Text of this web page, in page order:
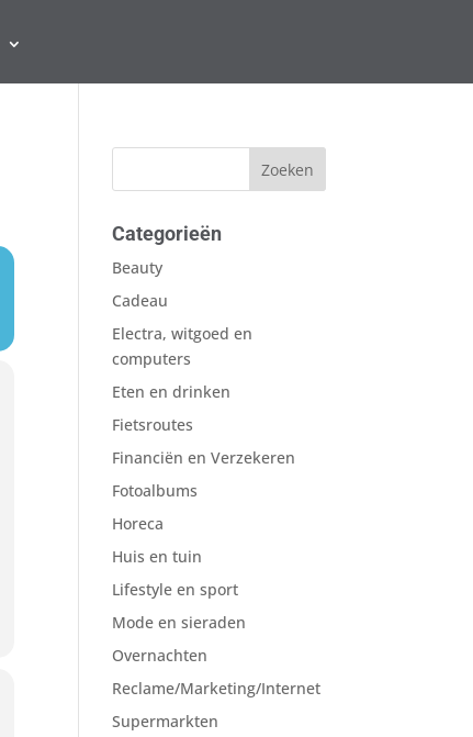
Categorieën
Beauty
Cadeau
Electra, witgoed en
computers
Eten en drinken
Fietsroutes
Financiën en Verzekeren
Fotoalbums
Horeca
Huis en tuin
Lifestyle en sport
Mode en sieraden
Overnachten
Reclame/Marketing/Internet
Supermarkten